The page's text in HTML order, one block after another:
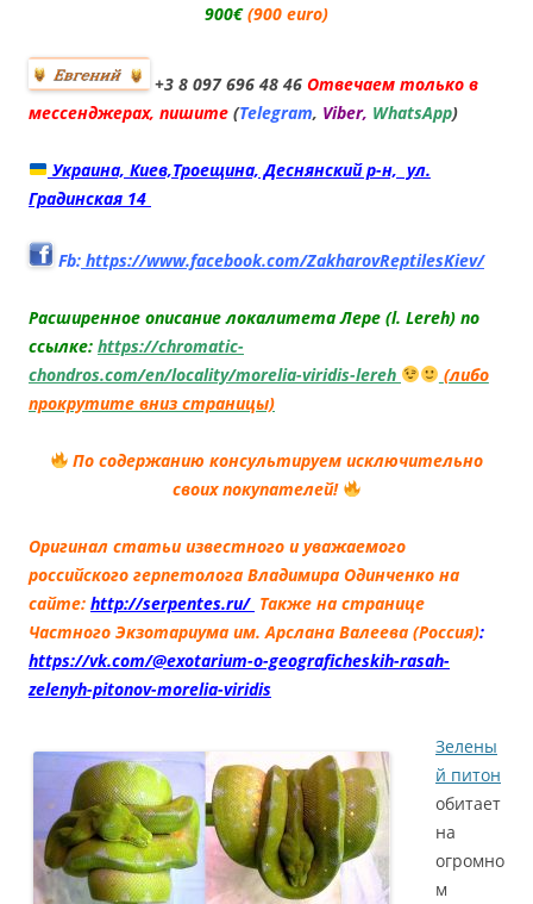
900€(900 euro)
+3 8 097 696 48 46 Отвечаем только в
мессенджерах, пишите (Telegram, Viber, WhatsApp)
Украина, Киев,Троещина, Деснянский р-н, ул.
Градинская 14
Fb: https://www.facebook.com/ZakharovReptilesKiev/
Расширенное описание локалитета Лере (l. Lereh) по
ссылке: https://chromatic-
chondros.com/en/locality/morelia-viridis-lereh
(либо
прокрутите вниз страницы)
По содержанию консультируемисключительно
своих покупателей!
Оригинал статьи известного и уважаемого
российского герпетолога Владимира Одинченко на
сайте: http://serpentes.ru/ Также на странице
Частного Экзотариума им. Арслана Валеева (Россия):
https://vk.com/@exotarium-o-geograficheskih-rasah-
zelenyh-pitonov-morelia-viridis
Зелены
й питон
обитает
на
огромно
м